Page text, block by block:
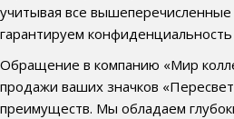
учитывая все
гарантируем
Обращение в компанию «Мир
продажи ваших значков
преимуществ. Мы обладаем